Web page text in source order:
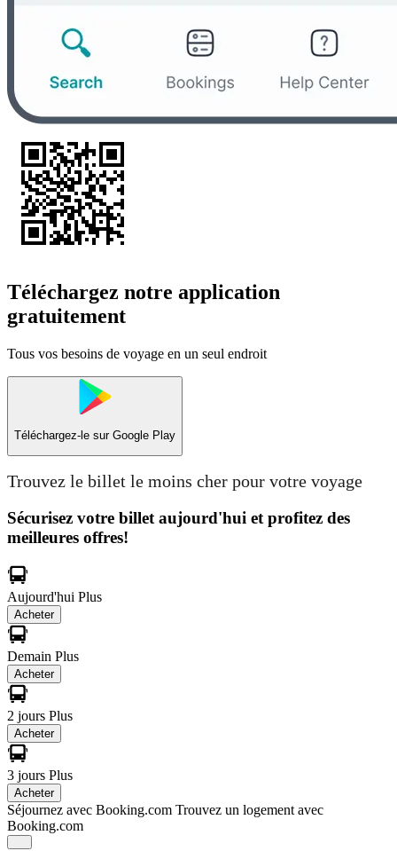
Téléchargez notre application
gratuitement
Tous vos besoins de voyage en un seul endroit
Téléchargez-le sur Google Play
Trouvez le billet le moins cher pour votre voyage
Sécurisez votre billet aujourd'hui et profitez des
meilleures offres!
Aujourd'hui Plus
Acheter
Demain Plus
Acheter
2 jours Plus
Acheter
3 jours Plus
Acheter
Séjournez avec Booking.com Trouvez un logement avec
Booking.com